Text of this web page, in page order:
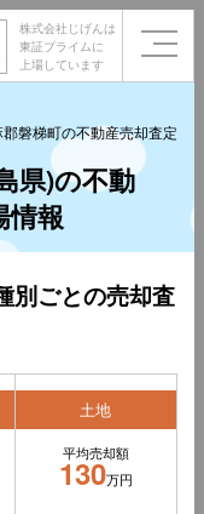
株式会社じげんは
東証プライムに
上場しています
磐梯町の不動産売却査定
県)の不動
情報
別ごとの売却査
土地
平均売却額
130万円